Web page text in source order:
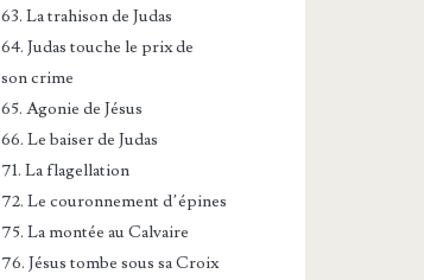
63. La trahison de Judas
64. Judas touche le prix de
son crime
65. Agonie de Jésus
66. Le baiser de Judas
71. La flagellation
72. Le couronnement d’épines
75. La montée au Calvaire
76. Jésus tombe sous sa Croix